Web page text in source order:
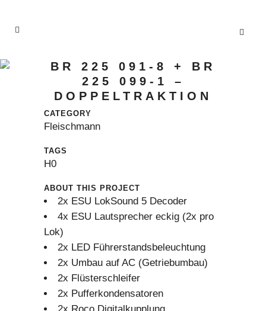
BR 225 091-8 + BR
225 099-1 –
DOPPELTRAKTION
CATEGORY
Fleischmann
TAGS
H0
ABOUT THIS PROJECT
2x ESU LokSound 5 Decoder
4x ESU Lautsprecher eckig (2x pro
Lok)
2x LED Führerstandsbeleuchtung
2x Umbau auf AC (Getriebumbau)
2x Flüsterschleifer
2x Pufferkondensatoren